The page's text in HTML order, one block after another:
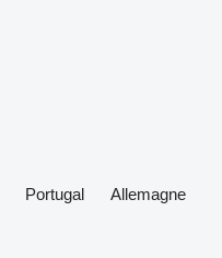
Portugal
Allemagne